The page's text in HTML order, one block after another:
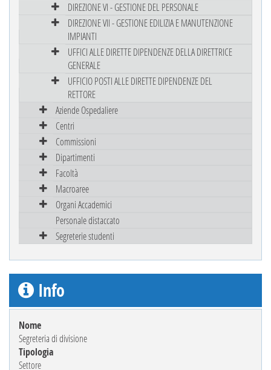
DIREZIONE VI - GESTIONE DEL PERSONALE
DIREZIONE VII - GESTIONE EDILIZIA E MANUTENZIONE
IMPIANTI
UFFICI ALLE DIRETTE DIPENDENZE DELLA DIRETTRICE
GENERALE
UFFICIO POSTI ALLE DIRETTE DIPENDENZE DEL
RETTORE
Aziende Ospedaliere
Centri
Commissioni
Dipartimenti
Facoltà
Macroaree
Organi Accademici
Personale distaccato
Segreterie studenti
Info
Nome
Segreteria di divisione
Tipologia
Settore